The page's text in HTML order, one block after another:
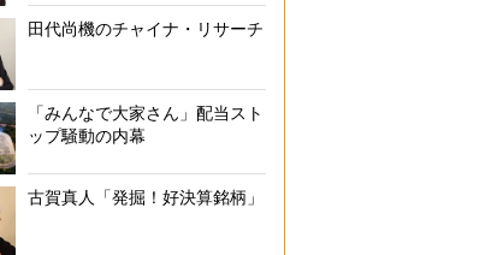
田代尚機のチャイナ・リサーチ
「みんなで大家さん」配当スト
ップ騒動の内幕
古賀真人「発掘！好決算銘柄」